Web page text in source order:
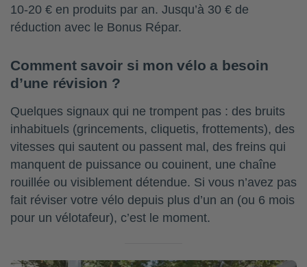
10-20 € en produits par an. Jusqu’à 30 € de
réduction avec le Bonus Répar.
Comment savoir si mon vélo a besoin
d’une révision ?
Quelques signaux qui ne trompent pas : des bruits
inhabituels (grincements, cliquetis, frottements), des
vitesses qui sautent ou passent mal, des freins qui
manquent de puissance ou couinent, une chaîne
rouillée ou visiblement détendue. Si vous n’avez pas
fait réviser votre vélo depuis plus d’un an (ou 6 mois
pour un vélotafeur), c’est le moment.